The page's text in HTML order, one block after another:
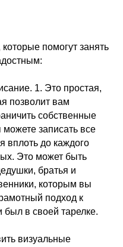
помогут занять
1. Это простая,
позволит вам
собственные
записать все
вплоть до каждого
Это может быть
братья и
которым вы
подход к
был в своей тарелке.
визуальные